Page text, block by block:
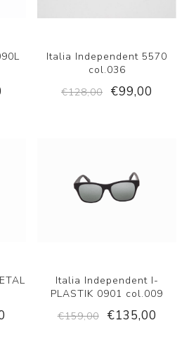
Italia Independent 5570
col.036
€128,00
€99,00
Italia Independent I-
PLASTIK 0901 col.009
€159,00
€135,00